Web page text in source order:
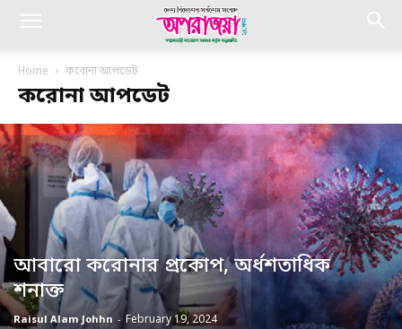
Home করোনা আপডেট
করোনা আপডেট
আবারো করোনার প্রকোপ, অর্ধশতাধিক
শনাক্ত
Raisul Alam Johhn - February 19, 2024